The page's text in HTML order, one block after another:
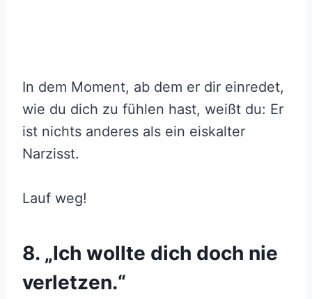
In dem Moment, ab dem er dir einredet,
wie du dich zu fühlen hast, weißt du: Er
ist nichts anderes als ein eiskalter
Narzisst.
Lauf weg!
8. „Ich wollte dich doch nie
verletzen.“